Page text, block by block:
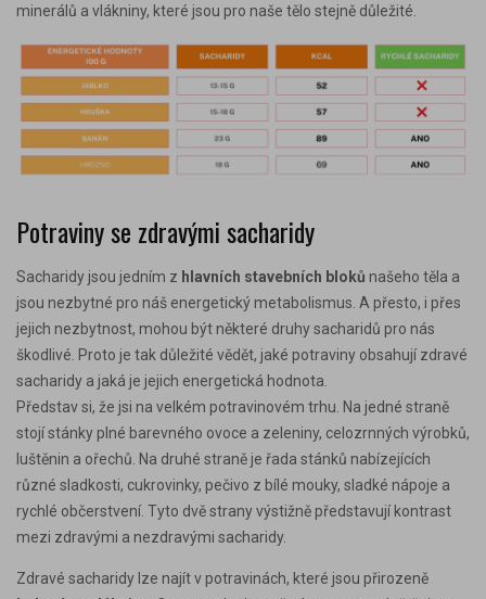
minerálů a vlákniny, které jsou pro naše tělo stejně důležité.
Potraviny se zdravými sacharidy
Sacharidy jsou jedním z hlavních stavebních bloků našeho těla a
jsou nezbytné pro náš energetický metabolismus. A přesto, i přes
jejich nezbytnost, mohou být některé druhy sacharidů pro nás
škodlivé. Proto je tak důležité vědět, jaké potraviny obsahují zdravé
sacharidy a jaká je jejich energetická hodnota.
Představ si, že jsi na velkém potravinovém trhu. Na jedné straně
stojí stánky plné barevného ovoce a zeleniny, celozrnných výrobků,
luštěnin a ořechů. Na druhé straně je řada stánků nabízejících
různé sladkosti, cukrovinky, pečivo z bílé mouky, sladké nápoje a
rychlé občerstvení. Tyto dvě strany výstižně představují kontrast
mezi zdravými a nezdravými sacharidy.
Zdravé sacharidy lze najít v potravinách, které jsou přirozeně